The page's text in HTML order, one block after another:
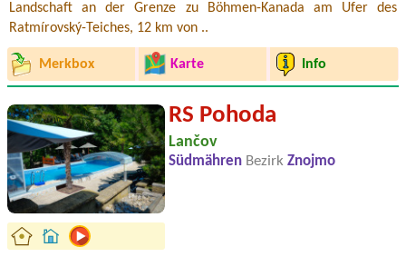
Landschaft an der Grenze zu Böhmen-Kanada am Ufer des
Ratmírovský-Teiches, 12 km von ..
Merkbox Karte Info
RS Pohoda
Lančov
Südmähren Bezirk Znojmo